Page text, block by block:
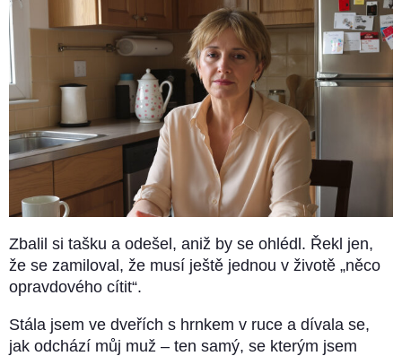
Zbalil si tašku a odešel, aniž by se ohlédl. Řekl jen,
že se zamiloval, že musí ještě jednou v životě „něco
opravdového cítit“.
Stála jsem ve dveřích s hrnkem v ruce a dívala se,
jak odchází můj muž – ten samý, se kterým jsem